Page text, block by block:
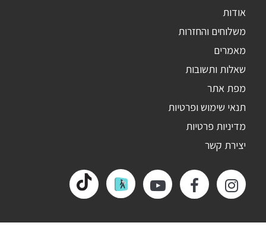
אודות
משלוחים והחזרות
מאמרים
שאלות ותשובות
מפת אתר
תנאי שימוש ופרטיות
מדיניות פרטיות
יצירת קשר